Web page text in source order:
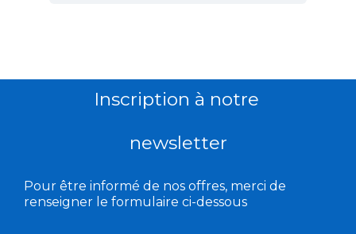
Inscription à notre
newsletter
Pour être informé de nos offres, merci de
renseigner le formulaire ci-dessous